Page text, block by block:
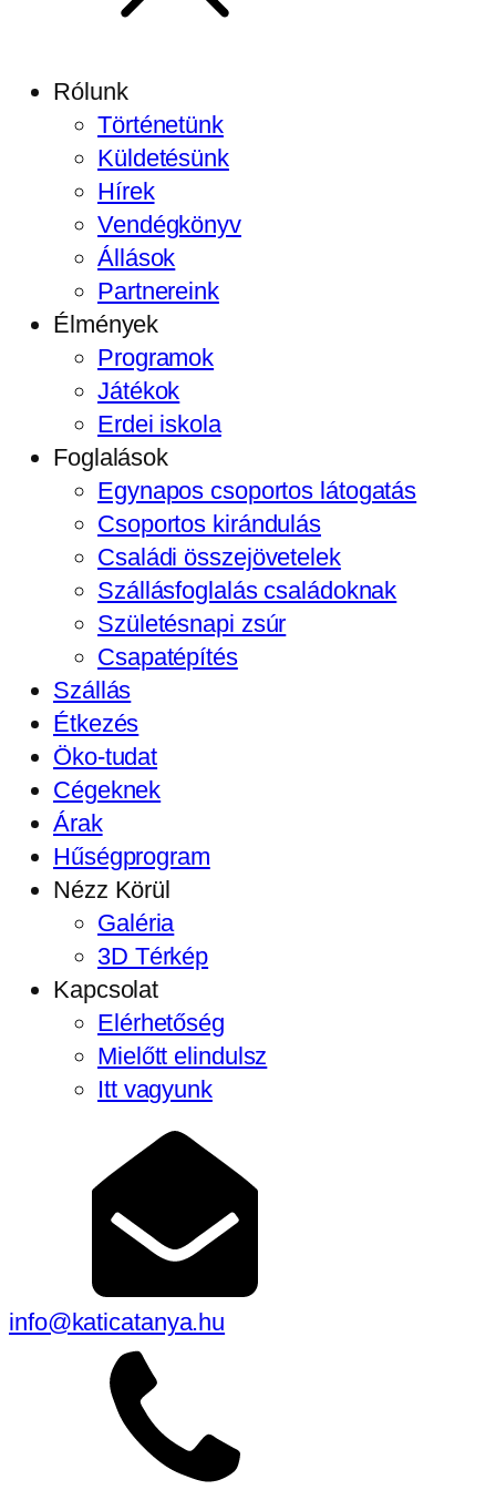
Rólunk
Történetünk
Küldetésünk
Hírek
Vendégkönyv
Állások
Partnereink
Élmények
Programok
Játékok
Erdei iskola
Foglalások
Egynapos csoportos látogatás
Csoportos kirándulás
Családi összejövetelek
Szállásfoglalás családoknak
Születésnapi zsúr
Csapatépítés
Szállás
Étkezés
Öko-tudat
Cégeknek
Árak
Hűségprogram
Nézz Körül
Galéria
3D Térkép
Kapcsolat
Elérhetőség
Mielőtt elindulsz
Itt vagyunk
info@katicatanya.hu